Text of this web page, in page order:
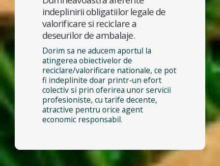
indeplinirii obligatiilor legale de
valorificare si reciclare a
deseurilor de ambalaje.
Dorim sa ne aducem aportul la
atingerea obiectivelor de
reciclare/valorificare nationale, ce pot
fi indeplinite doar printr-un efort
colectiv si prin oferirea unor servicii
profesioniste, cu tarife decente,
atractive pentru orice agent
economic responsabil.